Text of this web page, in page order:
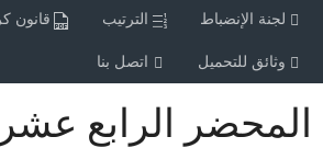
لجنة الإنضباط الترتيب قانون
وثائق للتحميل اتصل بنا
المحضر الرابع عشر